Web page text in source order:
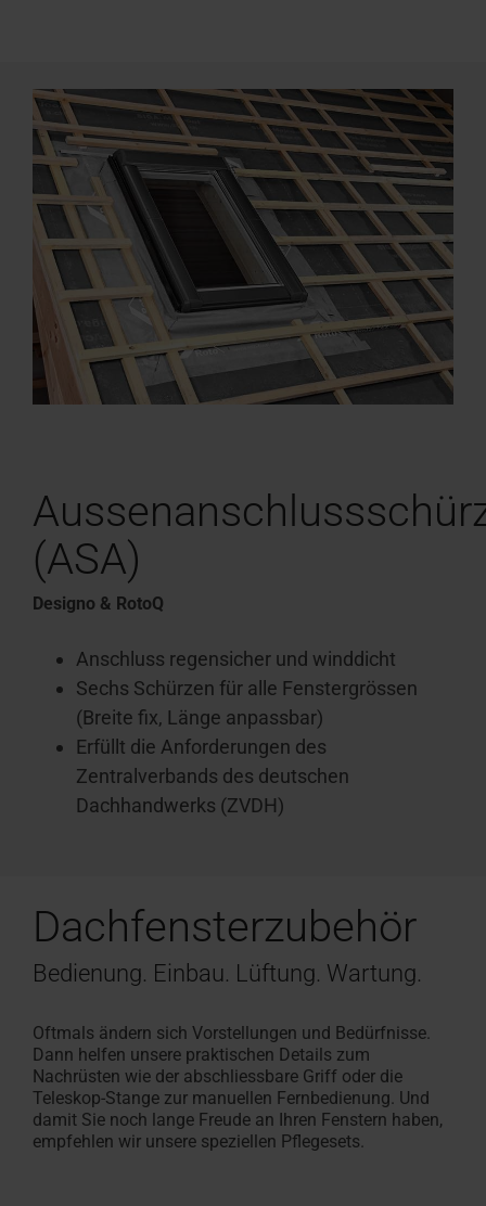
(ASA)
Designo & RotoQ
Anschluss regensicher und winddicht
Sechs Schürzen für alle Fenstergrössen
(Breite fix, Länge anpassbar)
Erfüllt die Anforderungen des
Zentralverbands des deutschen
Dachhandwerks (ZVDH)
Dachfensterzubehör
Bedienung. Einbau. Lüftung. Wartung.
Oftmals ändern sich Vorstellungen und Bedürfnisse.
Dann helfen unsere praktischen Details zum
Nachrüsten wie der abschliessbare Griff oder die
Teleskop-Stange zur manuellen Fernbedienung. Und
damit Sie noch lange Freude an Ihren Fenstern haben,
empfehlen wir unsere speziellen Pflegesets.